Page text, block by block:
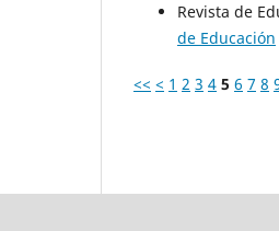
Revista de
de Educación
<< < 1 2 3 4 5 6 7 8